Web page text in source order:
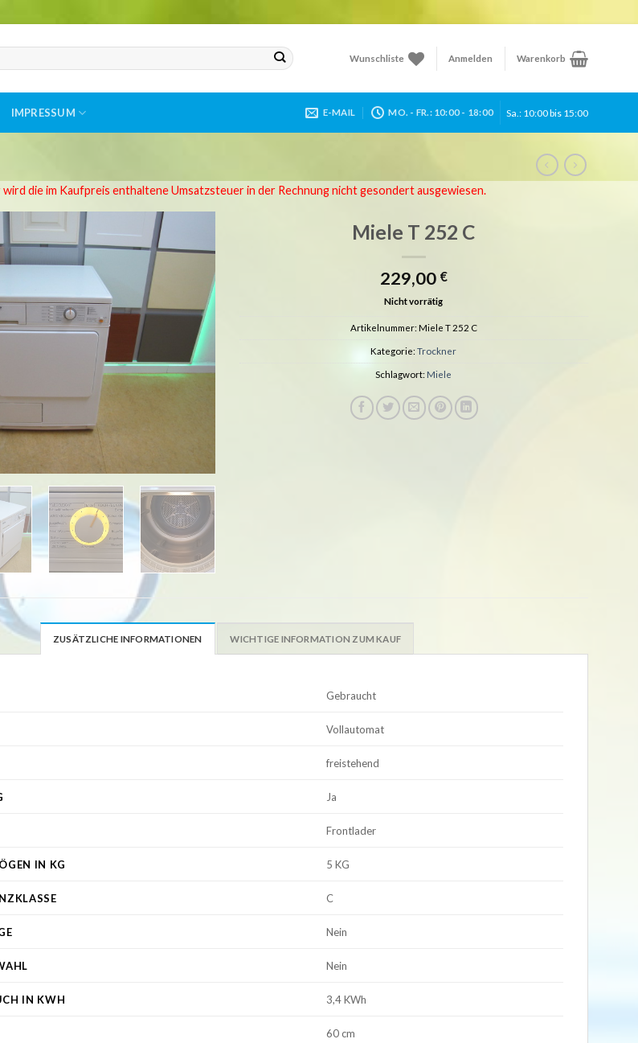
Wunschliste Anmelden Warenkorb
IMPRESSUM E-MAIL MO. - FR.: 10:00 - 18:00 Sa.: 10:00 bis 15:00
die im Kaufpreis enthaltene Umsatzsteuer in der Rechnung nicht gesondert ausgewiesen.
Wunschliste
Miele T 252 C
229,00 €
Nicht vorrätig
Artikelnummer: Miele T 252 C
Kategorie:Trockner
Schlagwort: Miele
ZUSÄTZLICHE INFORMATIONEN WICHTIGE INFORMATION ZUM KAUF
Gebraucht
Vollautomat
freistehend
Ja
Frontlader
IN KG 5 KG
C
Nein
Nein
IN KWH 3,4 KWh
60 cm